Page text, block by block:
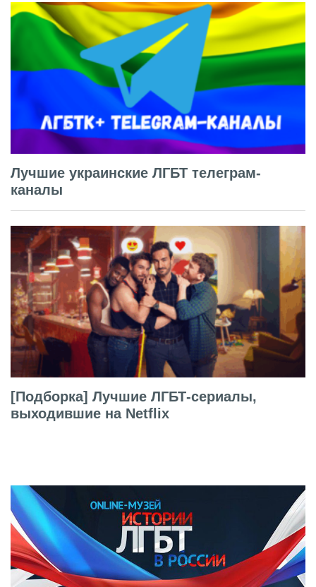
Лучшие украинские ЛГБТ телеграм-
каналы
[Подборка] Лучшие ЛГБТ-сериалы,
выходившие на Netflix